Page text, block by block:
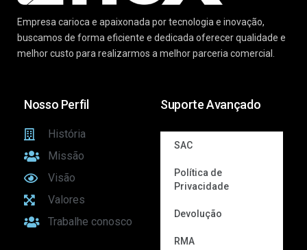
Empresa carioca e apaixonada por tecnologia e inovação,
buscamos de forma eficiente e dedicada oferecer qualidade e
melhor custo para realizarmos a melhor parceria comercial.
Nosso Perfil
História
Missão
Visão
Valores
Trabalhe conosco
Suporte Avançado
SAC
Política de
Privacidade
Devolução
RMA